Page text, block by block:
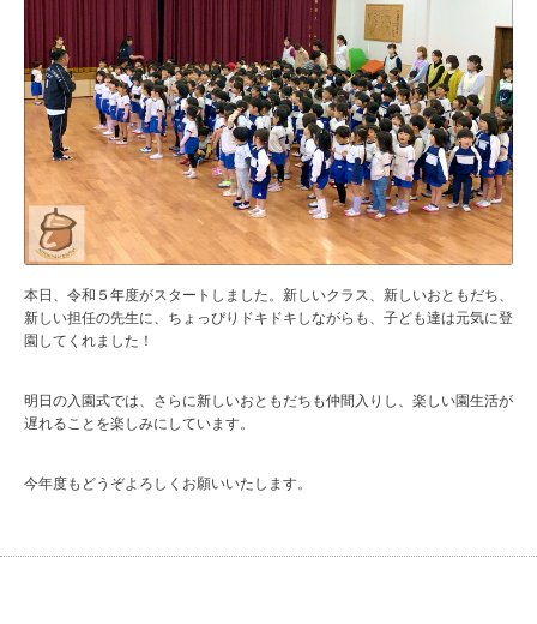
本日、令和５年度がスタートしました。新しいクラス、新しいおともだち、
新しい担任の先生に、ちょっぴりドキドキしながらも、子ども達は元気に登
園してくれました！
明日の入園式では、さらに新しいおともだちも仲間入りし、楽しい園生活が
遅れることを楽しみにしています。
今年度もどうぞよろしくお願いいたします。